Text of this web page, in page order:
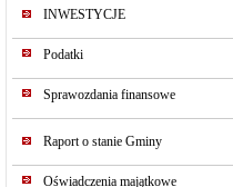
INWESTYCJE
Podatki
Sprawozdania finansowe
Raport o stanie Gminy
Oświadczenia majątkowe